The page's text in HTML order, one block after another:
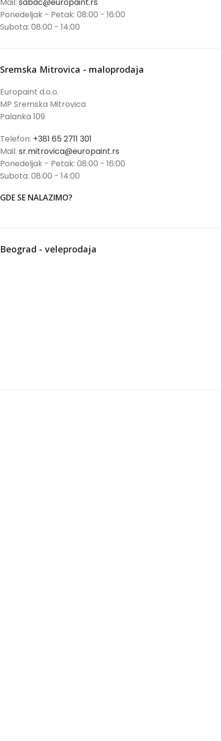
Ponedeljak - Petak: 08:00 - 16:00
Subota: 08:00 - 14:00
Sremska Mitrovica - maloprodaja
Europaint d.o.o.
MP Sremska Mitrovica
Palanka 109
Telefon: +381 65 2711 301
Mail: sr.mitrovica@europaint.rs
Ponedeljak - Petak: 08:00 - 16:00
Subota: 08:00 - 14:00
GDE SE NALAZIMO?
Beograd - veleprodaja